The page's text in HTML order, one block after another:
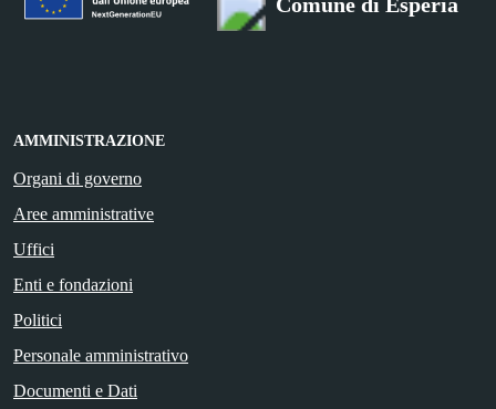
AMMINISTRAZIONE
Organi di governo
Aree amministrative
Uffici
Enti e fondazioni
Politici
Personale amministrativo
Documenti e Dati